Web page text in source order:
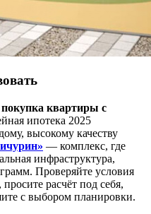
покупка квартиры с
ипотека 2025
высокому качеству
— комплекс, где
инфраструктура,
Проверяйте условия
расчёт под себя,
с выбором планировки.